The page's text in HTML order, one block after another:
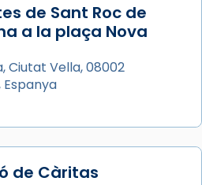
Fets (12,2) fou el primer
a Jerusalem per
l'any 44).
de les invasions
com a patró dels
més tard de tota
fou un gran
de Sant Roc de
a la plaça Nova
Ciutat Vella, 08002
de Càritas